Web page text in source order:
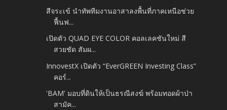
สีจระเข้ นำทัพทีมงานอาสาลงพื้นที่ภาคเหนือช่วย
ฟื้นฟ...
เปิดตัว QUAD EYE COLOR คอลเลคชันใหม่ สี
สวยชัด สัมผ...
InnovestX เปิดตัว “EverGREEN Investing Class”
คอร์...
'BAM' มอบที่ดินให้เป็นธรณีสงฆ์ พร้อมทอดผ้าป่า
สามัค...